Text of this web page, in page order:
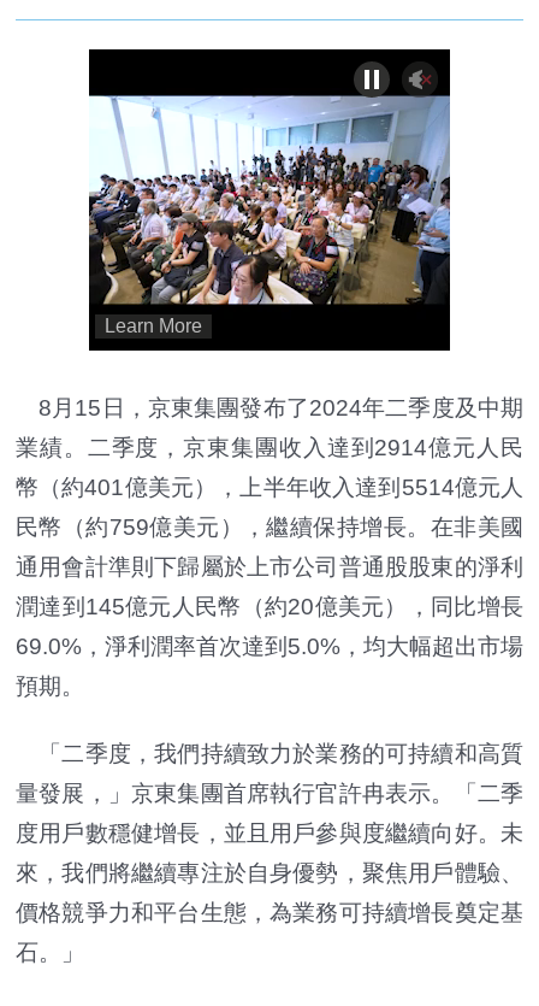
8月15日，京東集團發布了2024年二季度及中期
業績。二季度，京東集團收入達到2914億元人民
幣（約401億美元），上半年收入達到5514億元人
民幣（約759億美元），繼續保持增長。在非美國
通用會計準則下歸屬於上市公司普通股股東的淨利
潤達到145億元人民幣（約20億美元），同比增長
69.0%，淨利潤率首次達到5.0%，均大幅超出市場
預期。
「二季度，我們持續致力於業務的可持續和高質
量發展，」京東集團首席執行官許冉表示。「二季
度用戶數穩健增長，並且用戶參與度繼續向好。未
來，我們將繼續專注於自身優勢，聚焦用戶體驗、
價格競爭力和平台生態，為業務可持續增長奠定基
石。」